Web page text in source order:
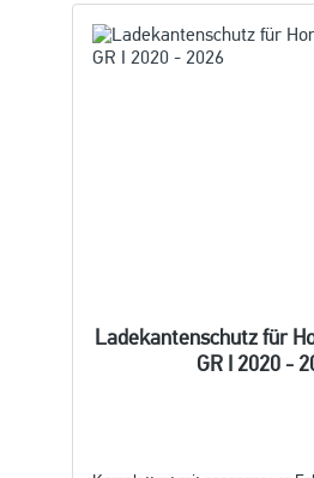
Ladekantenschutz für
GR I 2020 -